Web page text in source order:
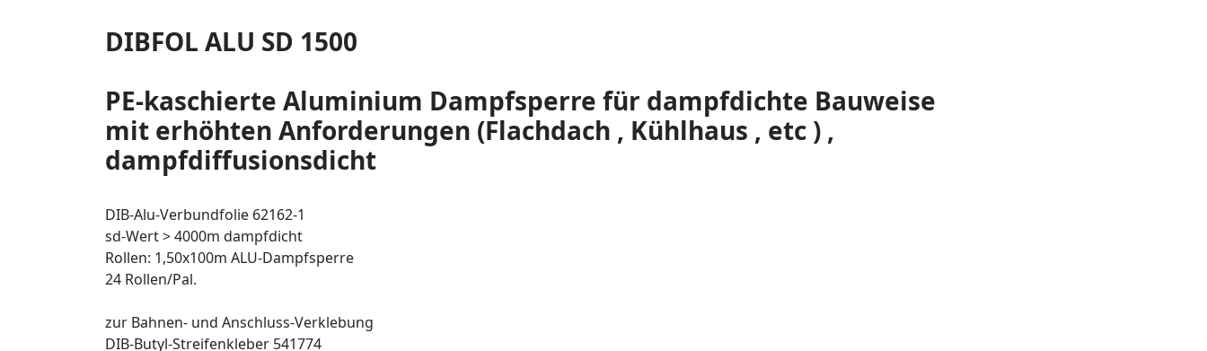
DIBFOL ALU SD 1500
PE-kaschierte Aluminium Dampfsperre für dampfdichte Bauweise
mit erhöhten Anforderungen (Flachdach , Kühlhaus , etc ) ,
dampfdiffusionsdicht
DIB-Alu-Verbundfolie 62162-1
sd-Wert > 4000m dampfdicht
Rollen: 1,50x100m ALU-Dampfsperre
24 Rollen/Pal.
zur Bahnen- und Anschluss-Verklebung
DIB-Butyl-Streifenkleber 541774